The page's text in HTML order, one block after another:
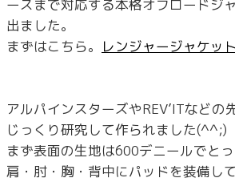
ースまで対応する本格オフロードジ
出ました。
まずはこちら。
レンジャージャケット
アルパインスターズやREV’ITなどの
じっくり研究して作られました(^^;)
まず表面の生地は600デニールでとっ
肩・肘・胸・背中にパッドを装備し